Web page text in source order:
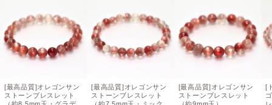
[最高品質]オレゴンサン
ストーンブレスレット
[最高品質]オレゴンサン
ストーンブレスレット
[最高品質]オレゴンサン
ストーンブレスレット
[